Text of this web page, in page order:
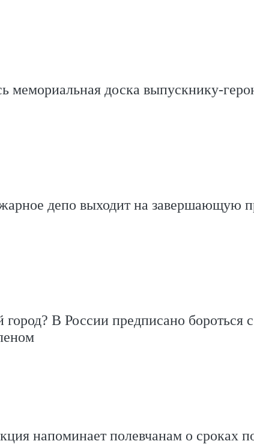
мемориальная доска выпускнику-
депо выходит на завершающую
В России предписано бороться с
напоминает полевчанам о сроках